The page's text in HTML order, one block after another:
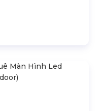
Màn Hình Led